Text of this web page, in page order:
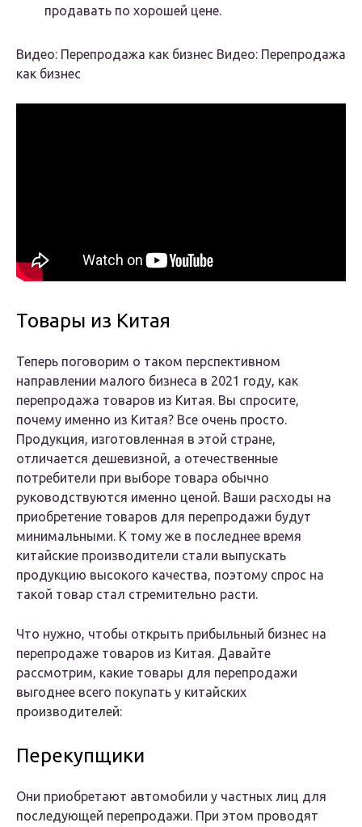
продавать по хорошей цене.
Видео: Перепродажа как бизнес Видео: Перепродажа
как бизнес
Товары из Китая
Теперь поговорим о таком перспективном
направлении малого бизнеса в 2021 году, как
перепродажа товаров из Китая. Вы спросите,
почему именно из Китая? Все очень просто.
Продукция, изготовленная в этой стране,
отличается дешевизной, а отечественные
потребители при выборе товара обычно
руководствуются именно ценой. Ваши расходы на
приобретение товаров для перепродажи будут
минимальными. К тому же в последнее время
китайские производители стали выпускать
продукцию высокого качества, поэтому спрос на
такой товар стал стремительно расти.
Что нужно, чтобы открыть прибыльный бизнес на
перепродаже товаров из Китая. Давайте
рассмотрим, какие товары для перепродажи
выгоднее всего покупать у китайских
производителей:
Перекупщики
Они приобретают автомобили у частных лиц для
последующей перепродажи. При этом проводят